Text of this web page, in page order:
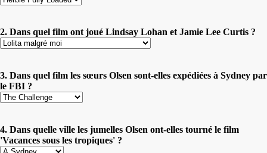
2. Dans quel film ont joué Lindsay Lohan et Jamie Lee Curtis ?
3. Dans quel film les sœurs Olsen sont-elles expédiées à Sydney par
le FBI ?
4. Dans quelle ville les jumelles Olsen ont-elles tourné le film
'Vacances sous les tropiques' ?